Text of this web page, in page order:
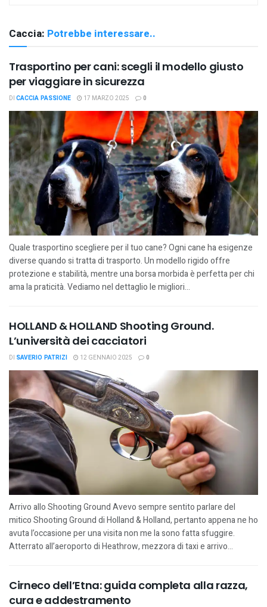
Caccia: Potrebbe interessare..
Trasportino per cani: scegli il modello giusto
per viaggiare in sicurezza
DI CACCIA PASSIONE 17 MARZO 2025 0
Quale trasportino scegliere per il tuo cane? Ogni cane ha esigenze
diverse quando si tratta di trasporto. Un modello rigido offre
protezione e stabilità, mentre una borsa morbida è perfetta per chi
ama la praticità. Vediamo nel dettaglio le migliori...
HOLLAND & HOLLAND Shooting Ground.
L’università dei cacciatori
DI SAVERIO PATRIZI 12 GENNAIO 2025 0
Arrivo allo Shooting Ground Avevo sempre sentito parlare del
mitico Shooting Ground di Holland & Holland, pertanto appena ne ho
avuta l’occasione per una visita non me la sono fatta sfuggire.
Atterrato all’aeroporto di Heathrow, mezzora di taxi e arrivo...
Cirneco dell’Etna: guida completa alla razza,
cura e addestramento